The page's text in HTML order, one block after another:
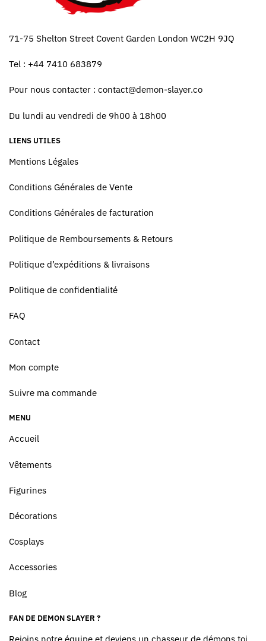
71-75 Shelton Street Covent Garden London WC2H 9JQ
Tel : +44 7410 683879
Pour nous contacter : contact@demon-slayer.co
Du lundi au vendredi de 9h00 à 18h00
LIENS UTILES
Mentions Légales
Conditions Générales de Vente
Conditions Générales de facturation
Politique de Remboursements & Retours
Politique d’expéditions & livraisons
Politique de confidentialité
FAQ
Contact
Mon compte
Suivre ma commande
MENU
Accueil
Vêtements
Figurines
Décorations
Cosplays
Accessories
Blog
FAN DE DEMON SLAYER ?